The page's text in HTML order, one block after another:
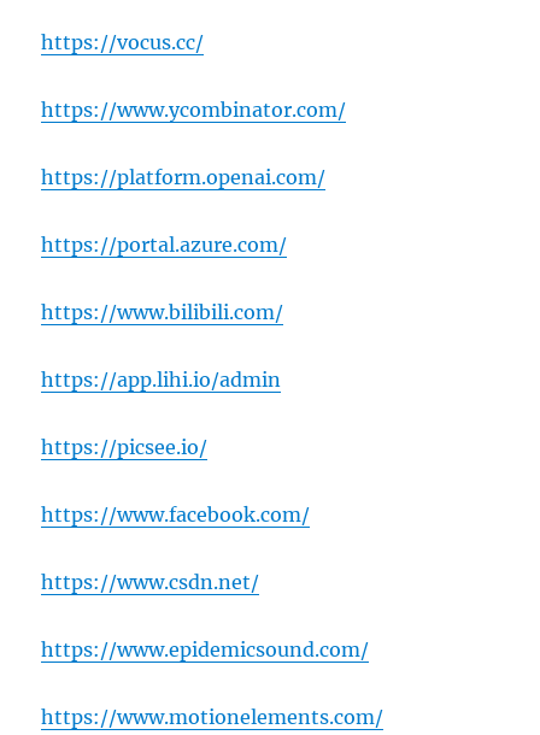
https://vocus.cc/
https://www.ycombinator.com/
https://platform.openai.com/
https://portal.azure.com/
https://www.bilibili.com/
https://app.lihi.io/admin
https://picsee.io/
https://www.facebook.com/
https://www.csdn.net/
https://www.epidemicsound.com/
https://www.motionelements.com/